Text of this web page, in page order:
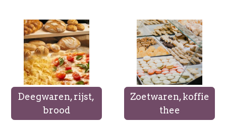
Deegwaren, rijst,
brood
Zoetwaren, koffie
thee